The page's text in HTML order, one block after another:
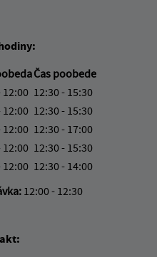
Čas poobede
12:00 12:30 - 15:30
12:00 12:30 - 15:30
12:00 12:30 - 17:00
12:00 12:30 - 15:30
12:00 12:30 - 14:00
12:00 - 12:30